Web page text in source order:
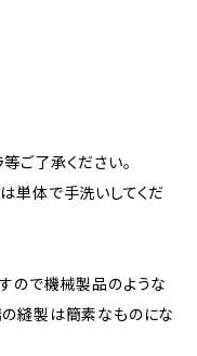
ご了承ください。
単体で手洗いしてくだ
ので機械製品のような
縫製は簡素なものにな